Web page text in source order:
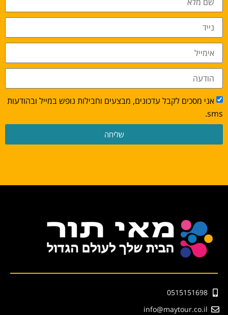
אני מסכים לקבל עדכונים, מבצעים וחבילות נופש במייל ובהודעות
sms.
שליחה
0515151698
info@maytour.co.il